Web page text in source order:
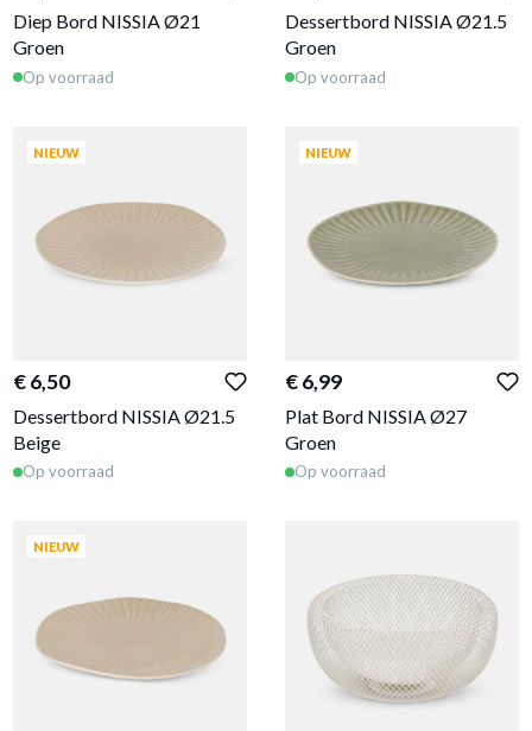
Diep Bord NISSIA Ø21
Groen
Op voorraad
Dessertbord NISSIA Ø21.5
Groen
Op voorraad
NIEUW
€ 6,50
Dessertbord NISSIA Ø21.5
Beige
Op voorraad
NIEUW
€ 6,99
Plat Bord NISSIA Ø27
Groen
Op voorraad
NIEUW